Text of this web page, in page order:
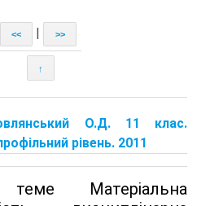
<< >>
↑
О.Д. 11 клас.
рівень. 2011
Матеріальна